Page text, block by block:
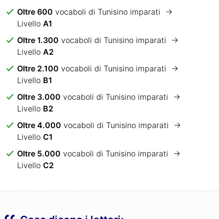
Oltre 600 vocaboli di Tunisino imparati →
Livello A1
Oltre 1.300 vocaboli di Tunisino imparati →
Livello A2
Oltre 2.100 vocaboli di Tunisino imparati →
Livello B1
Oltre 3.000 vocaboli di Tunisino imparati →
Livello B2
Oltre 4.000 vocaboli di Tunisino imparati →
Livello C1
Oltre 5.000 vocaboli di Tunisino imparati →
Livello C2